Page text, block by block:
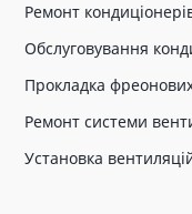
Ремонт
Обслуговування
Прокладка
Ремонт системи
Установка